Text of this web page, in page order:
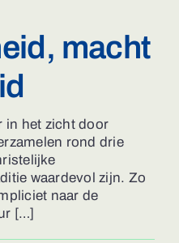
macht
in het zicht door
rond drie
waardevol zijn. Zo
naar de
[…]